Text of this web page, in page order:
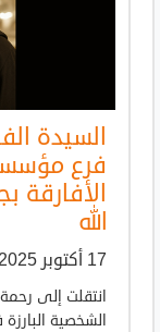
السيدة
فرع
الأفارقة
الله
17 أكتوبر 2025
انتقلت إلى رحمة
الشخصية